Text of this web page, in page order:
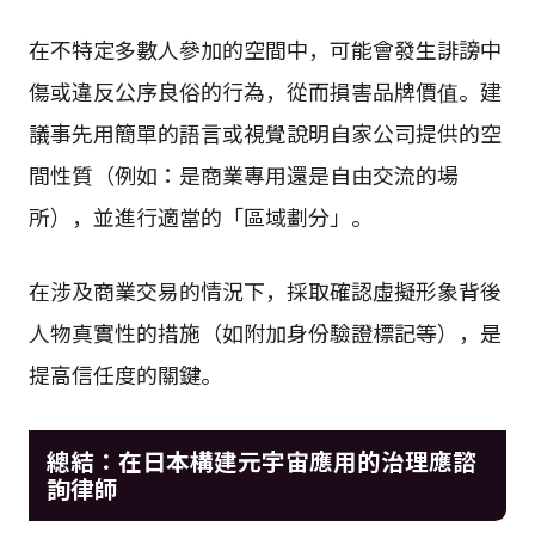
在不特定多數人參加的空間中，可能會發生誹謗中
傷或違反公序良俗的行為，從而損害品牌價值。建
議事先用簡單的語言或視覺說明自家公司提供的空
間性質（例如：是商業專用還是自由交流的場
所），並進行適當的「區域劃分」。
在涉及商業交易的情況下，採取確認虛擬形象背後
人物真實性的措施（如附加身份驗證標記等），是
提高信任度的關鍵。
總結：在日本構建元宇宙應用的治理應諮
詢律師